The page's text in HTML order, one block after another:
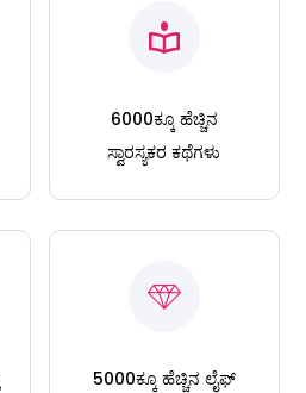
6000ಕ್ಕೂ ಹೆಚ್ಚಿನ
ಸ್ವಾರಸ್ಯಕರ ಕಥೆಗಳು
5000ಕ್ಕೂ ಹೆಚ್ಚಿನ ಲೈಫ್